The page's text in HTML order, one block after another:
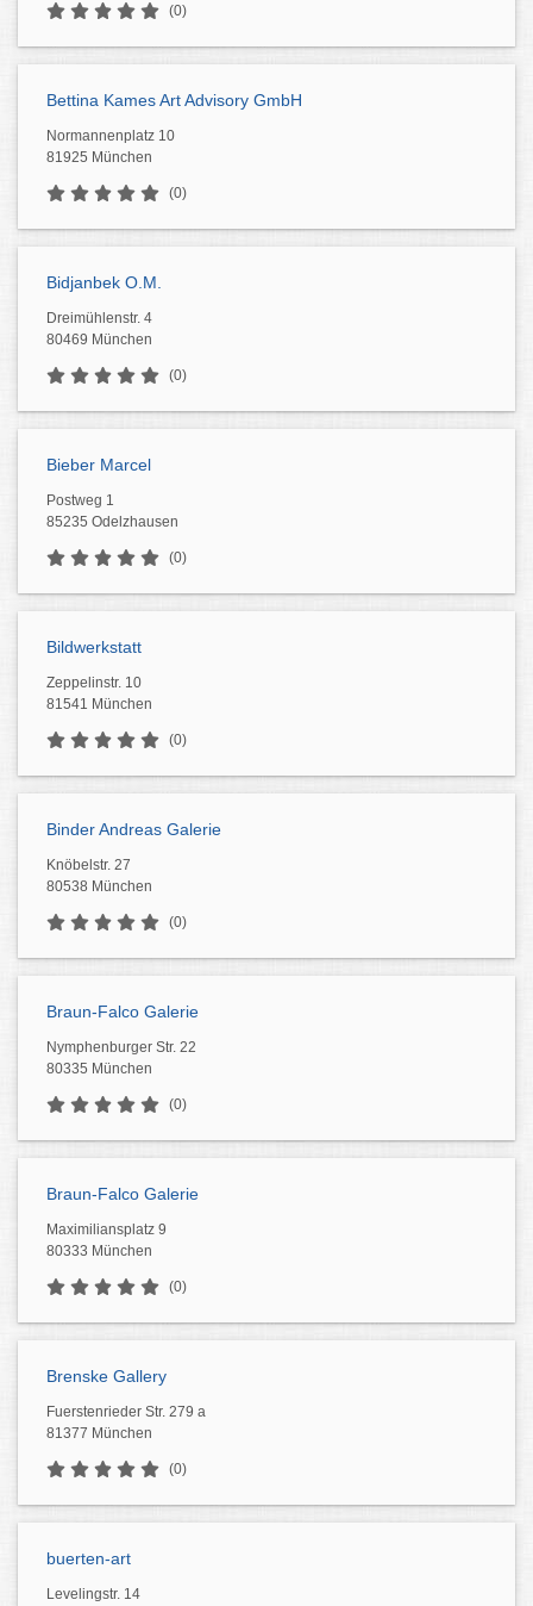
(0)
Bettina Kames Art Advisory GmbH
Normannenplatz 10
81925 München
(0)
Bidjanbek O.M.
Dreimühlenstr. 4
80469 München
(0)
Bieber Marcel
Postweg 1
85235 Odelzhausen
(0)
Bildwerkstatt
Zeppelinstr. 10
81541 München
(0)
Binder Andreas Galerie
Knöbelstr. 27
80538 München
(0)
Braun-Falco Galerie
Nymphenburger Str. 22
80335 München
(0)
Braun-Falco Galerie
Maximiliansplatz 9
80333 München
(0)
Brenske Gallery
Fuerstenrieder Str. 279 a
81377 München
(0)
buerten-art
Levelingstr. 14